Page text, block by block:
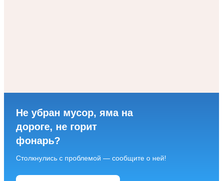
Не убран мусор, яма на
дороге, не горит
фонарь?
Столкнулись с проблемой — сообщите о ней!